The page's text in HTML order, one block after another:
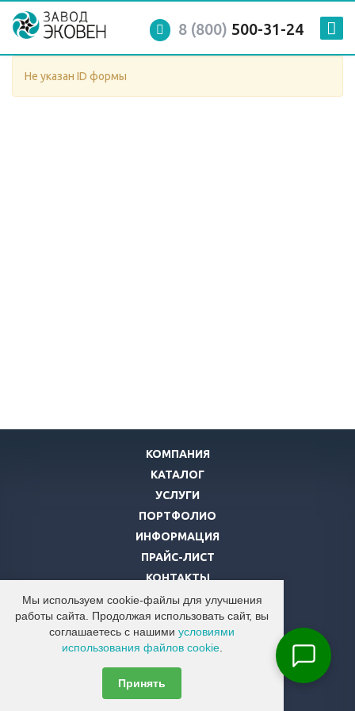
Мы используем cookie-файлы для улучшения
работы сайта. Продолжая использовать сайт, вы
соглашаетесь с нашими условиями
использования файлов cookie.
Принять
8 (800) 500-31-24
Не указан ID формы
КОМПАНИЯ
КАТАЛОГ
УСЛУГИ
ПОРТФОЛИО
ИНФОРМАЦИЯ
ПРАЙС-ЛИСТ
КОНТАКТЫ
8 (800)500-31-24
info@ecocab.ru
© 2026 Компания "ЭКОВЕН"
Все права защищены.